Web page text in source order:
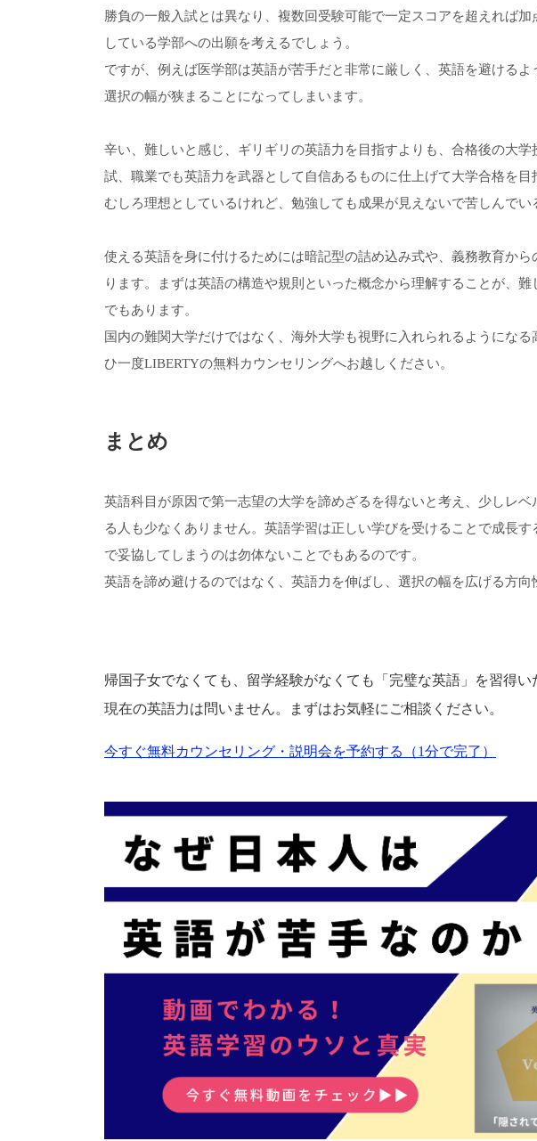
勝負の一般入試とは異なり、複数回受験可能で一定スコアを超えれば
している学部への出願を考えるでしょう。
ですが、例えば医学部は英語が苦手だと非常に厳しく、英語を避ける
選択の幅が狭まることになってしまいます。
辛い、難しいと感じ、ギリギリの英語力を目指すよりも、合格後の大
試、職業でも英語力を武器として自信あるものに仕上げて大学合格を目
むしろ理想としているけれど、勉強しても成果が見えないで苦しんでい
使える英語を身に付けるためには暗記型の詰め込み式や、義務教育か
ります。まずは英語の構造や規則といった概念から理解することが、
でもあります。
国内の難関大学だけではなく、海外大学も視野に入れられるようにな
ひ一度LIBERTYの無料カウンセリングへお越しください。
まとめ
英語科目が原因で第一志望の大学を諦めざるを得ないと考え、少しレ
る人も少なくありません。英語学習は正しい学びを受けることで成長
で妥協してしまうのは勿体ないことでもあるのです。
英語を諦め避けるのではなく、英語力を伸ばし、選択の幅を広げる方向
帰国子女でなくても、留学経験がなくても「完璧な英語」を習得い
現在の英語力は問いません。まずはお気軽にご相談ください。
今すぐ無料カウンセリング・説明会を予約する（1分で完了）